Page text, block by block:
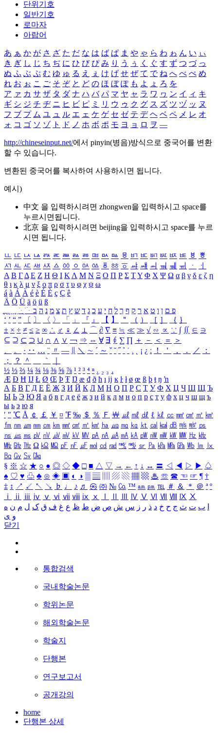
단위기호
일반기호
로마자
아랍어
あ ぁ か が さ ざ た だ な は ば ぱ ま や ゃ ら わ ゎ ん い ぃ
き ぎ し じ ち ぢ に ひ び ぴ み り う ぅ く ぐ す ず つ づ っ
ぬ ふ ぶ ぷ む ゆ ゅ る え ぇ け げ せ ぜ て で ね へ べ ぺ め
れ お ぉ こ ご そ ぞ と ど の ほ ぼ ぽ も よ ょ ろ を
ア ァ カ サ ザ タ ダ ナ ハ バ パ マ ヤ ャ ラ ワ ヮ ン イ ィ キ
ギ シ ジ チ ヂ ニ ヒ ビ ピ ミ リ ウ ゥ ク グ ス ズ ツ ヅ ッ ヌ
フ ブ プ ム ユ ュ ル エ ェ ケ ゲ セ ゼ テ デ ヘ ベ ペ メ レ オ
ォ コ ゴ ソ ゾ ト ド ノ ホ ボ ポ モ ヨ ョ ロ ヲ ―
http://chineseinput.net/에서 pinyin(병음)방식으로 중국어를 변환
할 수 있습니다.
변환된 중국어를 복사하여 사용하시면 됩니다.
예시)
中文 을 입력하시려면 zhongwen을 입력하시고 space를
누르시면됩니다.
北京 을 입력하시려면 beijing을 입력하시고 space를 누르
시면 됩니다.
ㅥ ㅦ ㅧ ㅨ ㅩ ㅪ ㅫ ㅬ ㅭ ㅮ ㅯ ㅰ ㅱ ㅲ ㅳ ㅴ ㅵ ㅶ ㅷ ㅸ
ㅹ
ㅺ ㅻ ㅼ ㅽ ㅾ ㅿ ㆀ ㆁ ㆂ ㆃ ㆄ ㆅ ㆆ ㆇ ㆈ ㆉ ㆊ ㆋ ㆌ ㆍ
ㆎ
Α Β ΓΔ Ε Ζ Η Θ Ι ΚΛ Μ Ν Ξ Ο Π Ρ Σ ΤΥ Φ Χ Ψ Ω α β γ δ ε ζ η
θ ι κ λ μ ν ξ ο π ρ σ τ υ φ χ ψ ω
á à Á À é è É È ç Ç ê
Ä Ö Ü ä ö ü ß
ִֶֹ ֻּ ׁׂ פ ם ן ו ט א ר ק ף ך ל ח י ע כ ג ד ש ץ ת צ מ נ ה ב
‘ ’ “ ” 〔 〕 〈 〉 「 」 『 』 【 】 ＂ （ ） ［ ］ ｛ ｝
± × ÷ ≠ ≤ ≥ ∞ ∴ ♂ ♀ ∠ ⊥ ⌒ ∂ ∇ ≡ ≒ ≪ ≫ √ ∽ ∝ ∵ ∫ ∬ ∈ ∋
⊆ ⊇ ⊂ ⊃ ∪ ∩ ∧ ∨ ￢ ⇒ ⇔ ∀ ∃ ∮ ∑ ∏ ＋ － ＜ ＝
＞
、
。 · ‥ … ¨ 〃 ― ＼ ∼ ´ ～ ˇ ˘ ˝ ˚ ˙ ¸ ¡ ¿ ː ！ ＇ ， ． ／
：
；
？ ＾ ｀
½ ⅓ ⅔ ¼ ¾ ⅛ ⅜ ⅝ ⅞ ¹ ² ³ ⁴ ⁿ ₁ ₂ ₃ ₄
Æ Ð Ħ Ĳ Ł Ø Œ Þ Ŧ Ŋ æ đ ð ħ ı ĳ ĸ ŀ ł ø œ ß þ ŧ ŋ ŉ
А Б В Г Д Е Ё Ж З И Й К Л М Н О П Р С Т У Ф Х Ц Ч Ш Щ Ъ
Ы Ь Э Ю Я а б в г д е ё ж з и й к л м н о п р с т у ф х ц ч ш щ ъ
ы ь э ю я
′ ″ ℃ Å ￠ ￡ ￥ ¤ ℉ ‰ ＄ ％ Ｆ ￦ ㎕ ㎖ ㎗ ℓ ㎘ ㏄ ㎣ ㎤ ㎥ ㎦
㎙ ㎚ ㎛ ㎜ ㎝ ㎞ ㎟ ㎠ ㎡ ㎢ ㏊ ㎍ ㎎ ㎏ ㏏ ㎈ ㎉ ㏈ ㎧ ㎨ ㎰
㎱ ㎲ ㎳ ㎴ ㎵ ㎶ ㎷ ㎸ ㎹ ㎀ ㎁ ㎂ ㎃ ㎄ ㎺ ㎻ ㎽ ㎾ ㎿ ㎐ ㎑
㎒ ㎓ ㎔ Ω ㏀ ㏁ ㎊ ㎋ ㎌ ㏖ ㏅ ㎭ ㎮ ㎯ ㏛ ㎩ ㎪ ㎫ ㎬ ㏝ ㏐
㏓
㏃ ㏉ ㏜ ㏆
§ ※ ☆ ★ ○ ● ◎ ◇ ◆ □ ■ △ ▽ → ← ↑ ↓ ↔ 〓 ◁ ◀ ▷ ▶ ♤
♠ ♡ ♥ ♧ ♣ ⊙ ◈ ▣ ◐ ◑ ▒ ▤ ▨ ▧ ▦ ▩ ♨ ☏ ☎ ☜ ☞ ¶ †
‡ ↕ ↗ ↙ ↖ ↘ ♭ ♩ ♪ ♬ ㉿ ㈜ № ㏇ ™ ㏂ ㏘ ℡ ＃ ＆ ＊ ＠ ª º
ⅰ
ⅱ ⅲ ⅳ ⅴ ⅵ ⅶ ⅷ ⅸ ⅹ Ⅳ Ⅴ Ⅵ Ⅶ Ⅷ Ⅸ Ⅹ
ب ت ث ج ح خ د ذ ر ز س ش ص ض ط ظ ع غ ف ق ک ل م ن ه
و ی
닫기
통합검색
국내학술논문
학위논문
해외학술논문
학술지
단행본
연구보고서
공개강의
home
단행본 상세